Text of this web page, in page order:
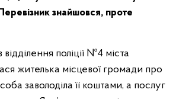
знайшовся, проте
поліції №4 міста
жителька місцевої громади про
заволоділа її коштами, а послуг